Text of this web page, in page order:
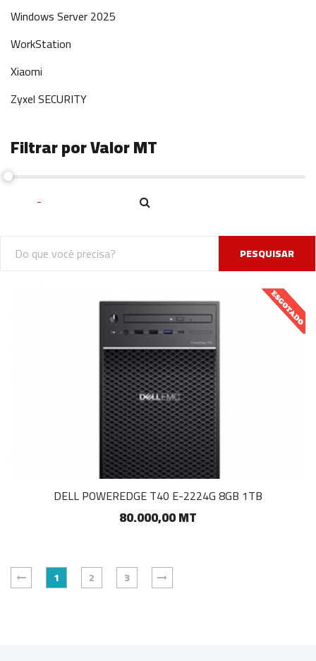
Windows Server 2025
WorkStation
Xiaomi
Zyxel SECURITY
Filtrar por Valor MT
PESQUISAR
DELL POWEREDGE T40 E-2224G 8GB 1TB
80.000,00 MT
1 2 3